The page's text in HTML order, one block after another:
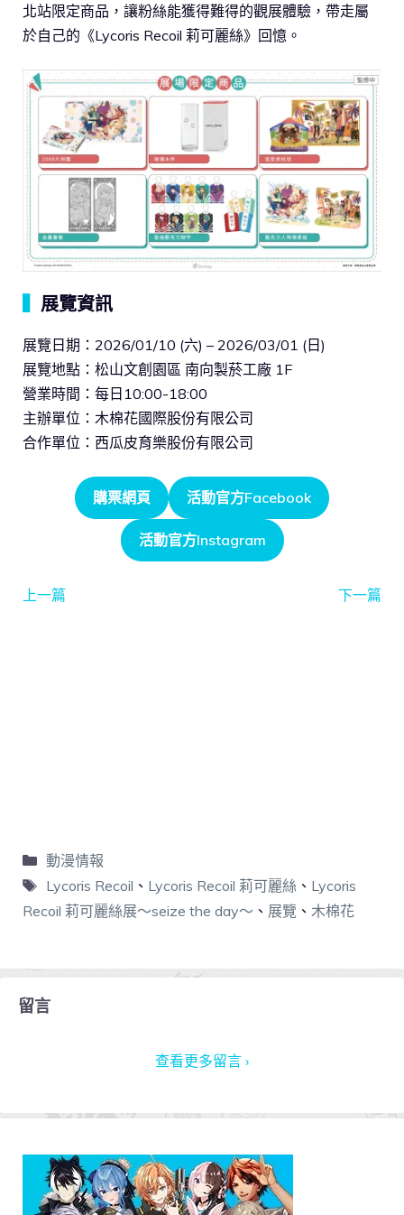
北站限定商品，讓粉絲能獲得難得的觀展體驗，帶走屬
於自己的《Lycoris Recoil 莉可麗絲》回憶。
展覽資訊
展覽日期：2026/01/10 (六) – 2026/03/01 (日)
展覽地點：松山文創園區 南向製菸工廠 1F
營業時間：每日10:00-18:00
主辦單位：木棉花國際股份有限公司
合作單位：西瓜皮育樂股份有限公司
購票網頁 活動官方Facebook
活動官方Instagram
上一篇 下一篇
動漫情報
Lycoris Recoil 、 Lycoris Recoil 莉可麗絲、 Lycoris
Recoil 莉可麗絲展～seize the day～ 、 展覽 、 木棉花
留言
查看更多留言 ›